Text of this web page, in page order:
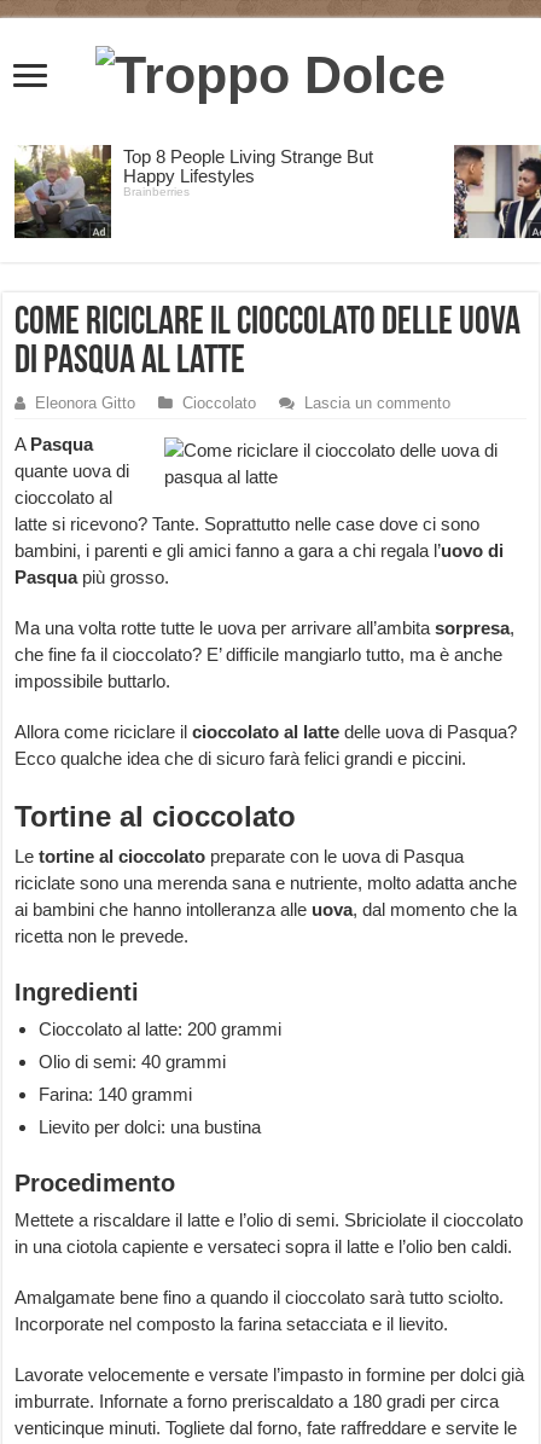
Come riciclare il cioccolato delle uova
di pasqua al latte
Eleonora Gitto Cioccolato Lascia un commento
A Pasqua
quante uova di
cioccolato al
latte si ricevono? Tante. Soprattutto nelle case dove ci sono
bambini, i parenti e gli amici fanno a gara a chi regala l’uovo di
Pasquapiù grosso.
Ma una volta rotte tutte le uova per arrivare all’ambitasorpresa,
che fine fa il cioccolato? E’ difficile mangiarlo tutto, ma è anche
impossibile buttarlo.
Allora come riciclare ilcioccolato al latte delle uova di Pasqua?
Ecco qualche idea che di sicuro farà felici grandi e piccini.
Tortine al cioccolato
Le tortine al cioccolato preparate con le uova di Pasqua
riciclate sono una merenda sana e nutriente, molto adatta anche
ai bambini che hanno intolleranza alle uova, dal momento che la
ricetta non le prevede.
Ingredienti
Cioccolato al latte: 200 grammi
Olio di semi: 40 grammi
Farina: 140 grammi
Lievito per dolci: una bustina
Procedimento
Mettete a riscaldare il latte e l’olio di semi. Sbriciolate il cioccolato
in una ciotola capiente e versateci sopra il latte e l’olio ben caldi.
Amalgamate bene fino a quando il cioccolato sarà tutto sciolto.
Incorporate nel composto la farina setacciata e il lievito.
Lavorate velocemente e versate l’impasto in formine per dolci già
imburrate. Infornate a forno preriscaldato a 180 gradi per circa
venticinque minuti. Togliete dal forno, fate raffreddare e servite le